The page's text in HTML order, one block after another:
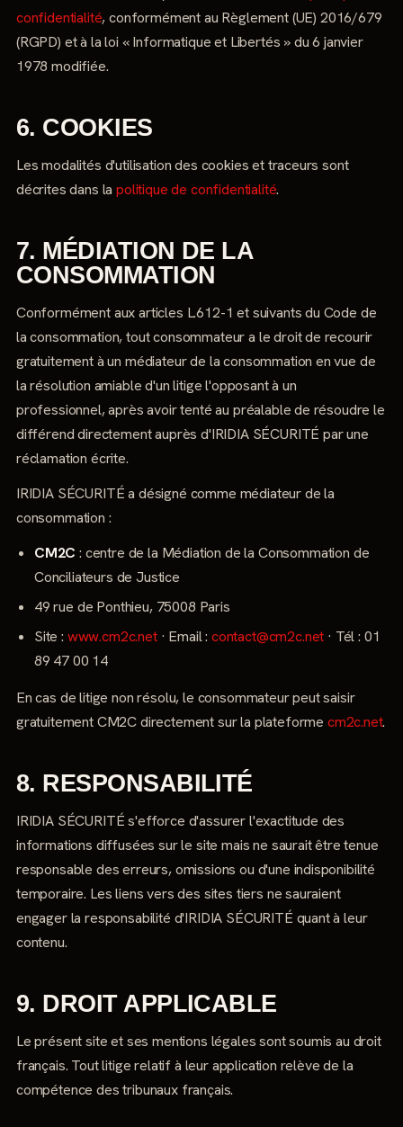
confidentialité, conformément au Règlement (UE) 2016/679
(RGPD) et à la loi « Informatique et Libertés » du 6 janvier
1978 modifiée.
6. COOKIES
Les modalités d'utilisation des cookies et traceurs sont
décrites dans lapolitique de confidentialité.
7. MÉDIATION DE LA
CONSOMMATION
Conformément aux articles L.612-1 et suivants du Code de
la consommation, tout consommateur a le droit de recourir
gratuitement à un médiateur de la consommation en vue de
la résolution amiable d'un litige l'opposant à un
professionnel, après avoir tenté au préalable de résoudre le
différend directement auprès d'IRIDIA SÉCURITÉ par une
réclamation écrite.
IRIDIA SÉCURITÉ a désigné comme médiateur de la
consommation :
CM2C : centre de la Médiation de la Consommation de
Conciliateurs de Justice
49 rue de Ponthieu, 75008 Paris
Site : www.cm2c.net· Email : contact@cm2c.net · Tél : 01
89 47 00 14
En cas de litige non résolu, le consommateur peut saisir
gratuitement CM2C directement sur la plateforme cm2c.net.
8. RESPONSABILITÉ
IRIDIA SÉCURITÉ s'efforce d'assurer l'exactitude des
informations diffusées sur le site mais ne saurait être tenue
responsable des erreurs, omissions ou d'une indisponibilité
temporaire. Les liens vers des sites tiers ne sauraient
engager la responsabilité d'IRIDIA SÉCURITÉ quant à leur
contenu.
9. DROIT APPLICABLE
Le présent site et ses mentions légales sont soumis au droit
français. Tout litige relatif à leur application relève de la
compétence des tribunaux français.